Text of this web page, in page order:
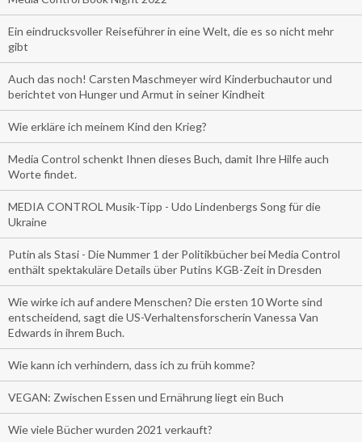
Ein eindrucksvoller Reiseführer in eine Welt, die es so nicht mehr
gibt
Auch das noch! Carsten Maschmeyer wird Kinderbuchautor und
berichtet von Hunger und Armut in seiner Kindheit
Wie erkläre ich meinem Kind den Krieg?
Media Control schenkt Ihnen dieses Buch, damit Ihre Hilfe auch
Worte findet.
MEDIA CONTROL Musik-Tipp - Udo Lindenbergs Song für die
Ukraine
Putin als Stasi - Die Nummer 1 der Politikbücher bei Media Control
enthält spektakuläre Details über Putins KGB-Zeit in Dresden
Wie wirke ich auf andere Menschen? Die ersten 10 Worte sind
entscheidend, sagt die US-Verhaltensforscherin Vanessa Van
Edwards in ihrem Buch.
Wie kann ich verhindern, dass ich zu früh komme?
VEGAN: Zwischen Essen und Ernährung liegt ein Buch
Wie viele Bücher wurden 2021 verkauft?